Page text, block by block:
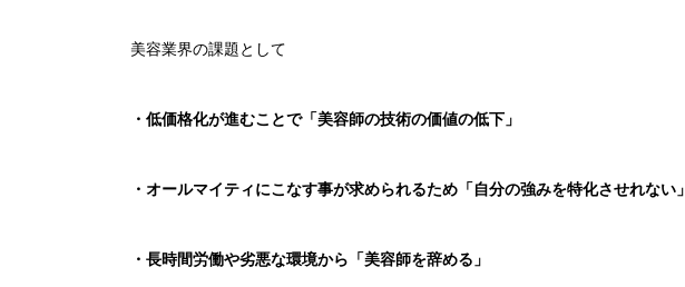
美容業界の課題として
・低価格化が進むことで「美容師の技術の価値の低下」
・オールマイティにこなす事が求められるため「自分の強みを特化させれない」
・長時間労働や劣悪な環境から「美容師を辞める」